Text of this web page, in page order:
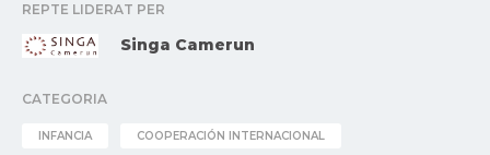
REPTE LIDERAT PER
Singa Camerun
CATEGORIA
INFANCIA COOPERACIÓN INTERNACIONAL